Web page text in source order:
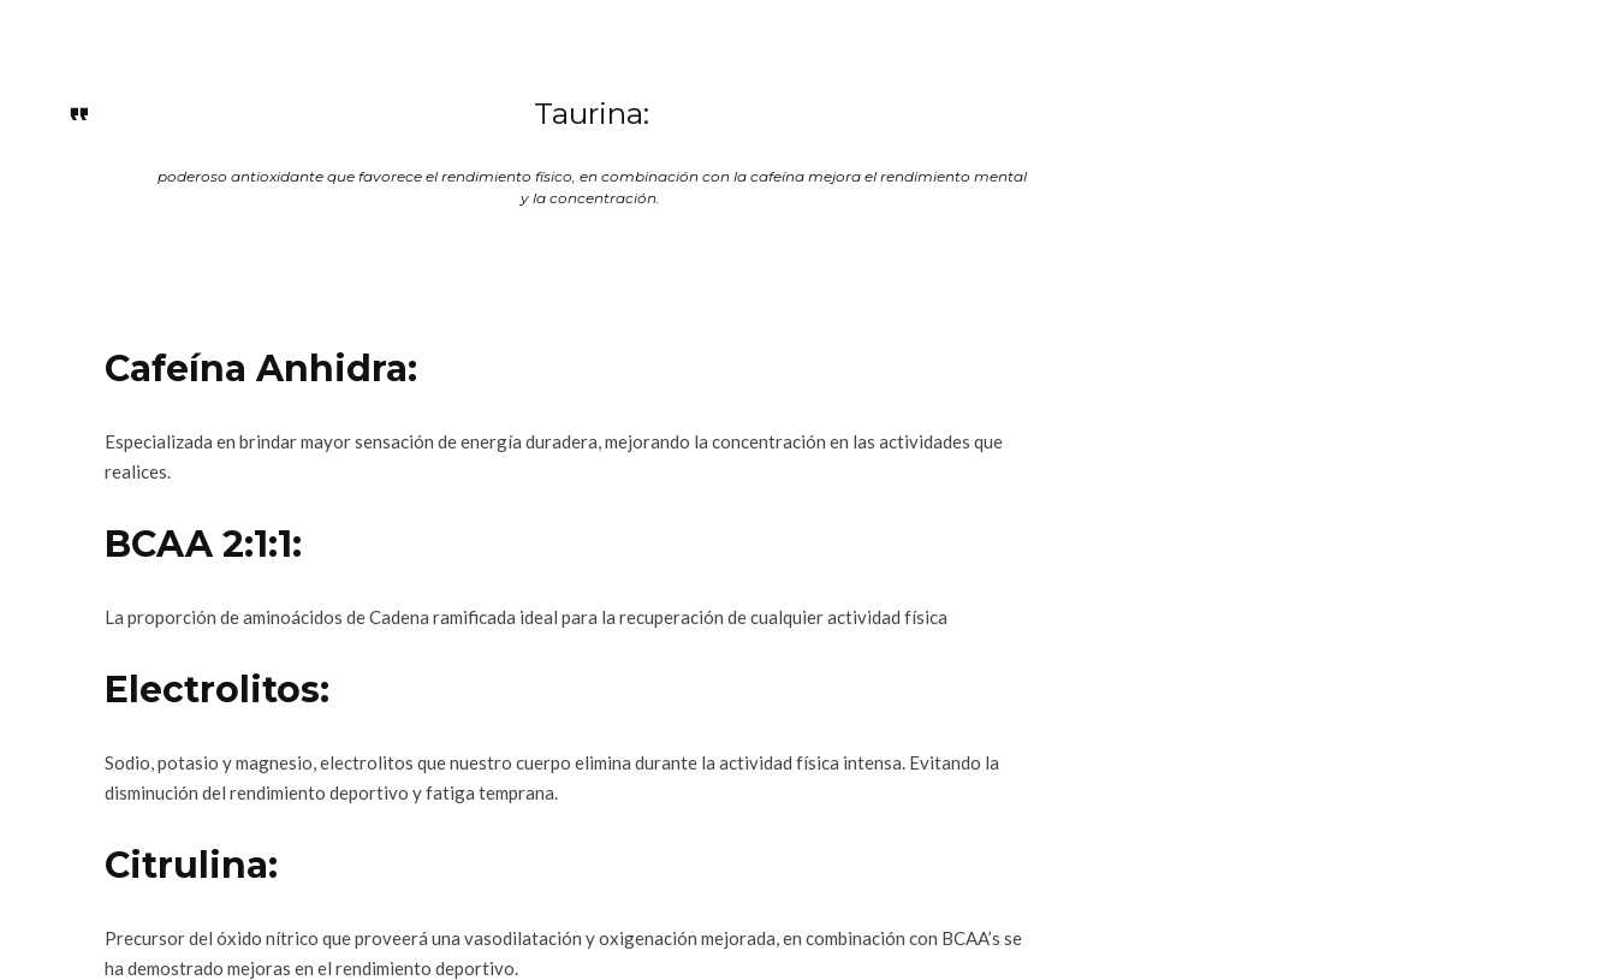
Taurina:
poderoso antioxidante que favorece el rendimiento físico, en combinación con la cafeína mejora el rendimiento mental
y la concentración.
Cafeína Anhidra:
Especializada en brindar mayor sensación de energía duradera, mejorando la concentración en las actividades que
realices.
BCAA 2:1:1:
La proporción de aminoácidos de Cadena ramificada ideal para la recuperación de cualquier actividad física
Electrolitos:
Sodio, potasio y magnesio, electrolitos que nuestro cuerpo elimina durante la actividad física intensa. Evitando la
disminución del rendimiento deportivo y fatiga temprana.
Citrulina:
Precursor del óxido nítrico que proveerá una vasodilatación y oxigenación mejorada, en combinación con BCAA’s se
ha demostrado mejoras en el rendimiento deportivo.